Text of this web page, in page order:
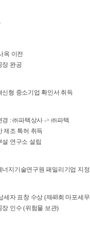
옥 이전
장 완공
신형 중소기업 확인서 취득
경 : ㈜파텍상사 -> ㈜파텍
제조 특허 취득
설 연구소 설립
너지기술연구원 패밀리기업 지정
세자 표창 수상 (제48회 마포세
장 인수 (위험물 보관)